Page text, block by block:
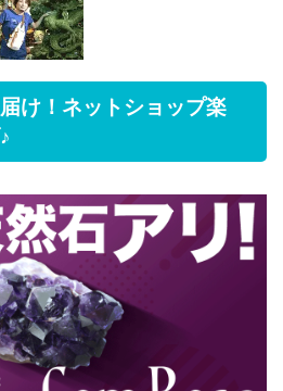
け！ネットショップ楽